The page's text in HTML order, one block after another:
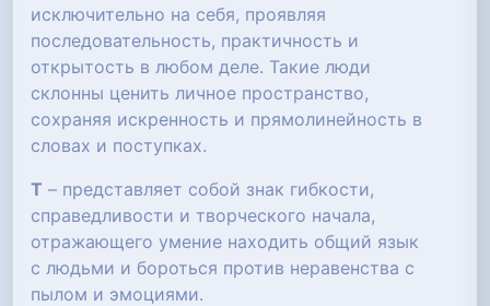
исключительно на себя, проявляя
последовательность, практичность и
открытость в любом деле. Такие люди
склонны ценить личное пространство,
сохраняя искренность и прямолинейность в
словах и поступках.
Т – представляет собой знак гибкости,
справедливости и творческого начала,
отражающего умение находить общий язык
с людьми и бороться против неравенства с
пылом и эмоциями.